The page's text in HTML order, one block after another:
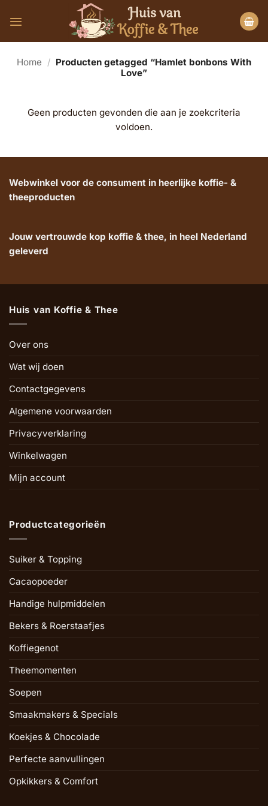
naar
Home / Producten getagged “Hamlet bonbons With
Love”
Geen producten gevonden die aan je zoekcriteria
voldoen.
Webwinkel voor de consument in heerlijke koffie- &
theeproducten
Jouw vertrouwde kop koffie & thee, in heel Nederland
geleverd
Huis van Koffie & Thee
Over ons
Wat wij doen
Contactgegevens
Algemene voorwaarden
Privacyverklaring
Winkelwagen
Mijn account
Productcategorieën
Suiker & Topping
Cacaopoeder
Handige hulpmiddelen
Bekers & Roerstaafjes
Koffiegenot
Theemomenten
Soepen
Smaakmakers & Specials
Koekjes & Chocolade
Perfecte aanvullingen
Opkikkers & Comfort